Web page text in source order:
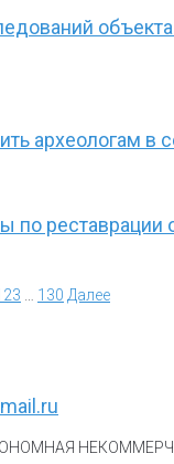
археологам
по реставрации
130 Далее